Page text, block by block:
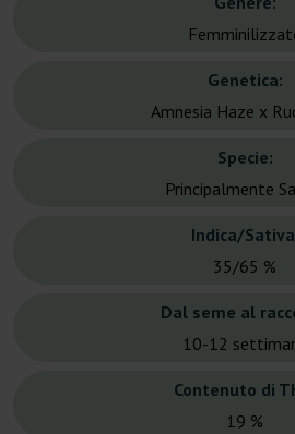
Genetica:
Amnesia Haze x
Specie:
Principalmente
Indica/
35/65 %
Dal seme al
10-12
Contenuto di
19 %